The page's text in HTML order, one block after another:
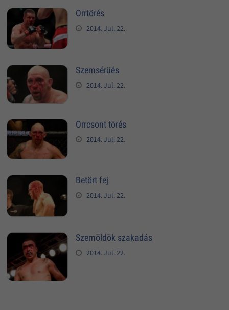
Orrtörés
2014. Jul. 22.
Szemsérüés
2014. Jul. 22.
Orrcsont törés
2014. Jul. 22.
Betört fej
2014. Jul. 22.
Szemöldök szakadás
2014. Jul. 22.